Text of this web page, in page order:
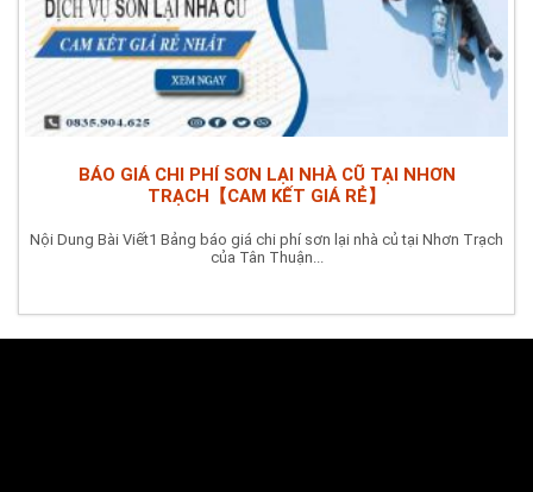
BÁO GIÁ CHI PHÍ SƠN LẠI NHÀ CŨ TẠI NHƠN
TRẠCH【CAM KẾT GIÁ RẺ】
Nội Dung Bài Viết1 Bảng báo giá chi phí sơn lại nhà củ tại Nhơn Trạch
của Tân Thuận...